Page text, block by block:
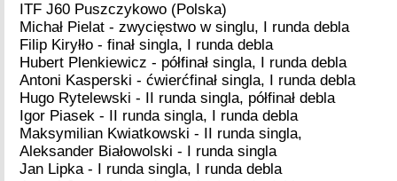
ITF J60 Puszczykowo (Polska)
Michał Pielat - zwycięstwo w singlu, I runda debla
Filip Kiryłło - finał singla, I runda debla
Hubert Plenkiewicz - półfinał singla, I runda debla
Antoni Kasperski - ćwierćfinał singla, I runda debla
Hugo Rytelewski - II runda singla, półfinał debla
Igor Piasek - II runda singla, I runda debla
Maksymilian Kwiatkowski - II runda singla,
Aleksander Białowolski - I runda singla
Jan Lipka - I runda singla, I runda debla